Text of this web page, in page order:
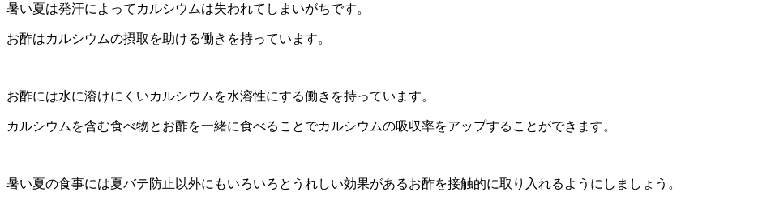
暑い夏は発汗によってカルシウムは失われてしまいがちです。
お酢はカルシウムの摂取を助ける働きを持っています。
お酢には水に溶けにくいカルシウムを水溶性にする働きを持っています。
カルシウムを含む食べ物とお酢を一緒に食べることでカルシウムの吸収率をアップすることができます。
暑い夏の食事には夏バテ防止以外にもいろいろとうれしい効果があるお酢を接触的に取り入れるようにしましょう。